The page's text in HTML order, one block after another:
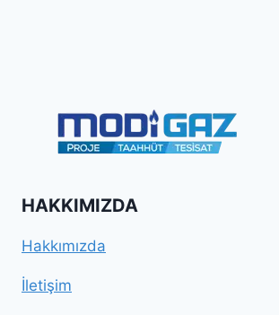
HAKKIMIZDA
Hakkımızda
İletişim